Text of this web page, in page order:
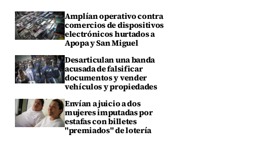
Amplían operativo contra
comercios de dispositivos
electrónicos hurtados a
Apopa y San Miguel
Desarticulan una banda
acusada de falsificar
documentos y vender
vehículos y propiedades
Envían a juicio a dos
mujeres imputadas por
estafas con billetes
"premiados" de lotería